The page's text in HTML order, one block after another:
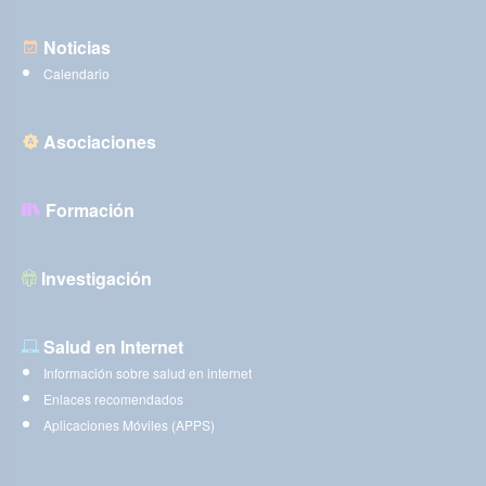
Noticias
Calendario
Asociaciones
Formación
Investigación
Salud en Internet
Información sobre salud en internet
Enlaces recomendados
Aplicaciones Móviles (APPS)